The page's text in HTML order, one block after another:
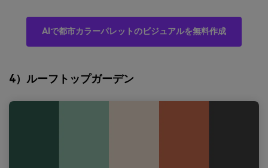
AIで都市カラーパレットのビジュアルを無料作成
4）ルーフトップガーデン